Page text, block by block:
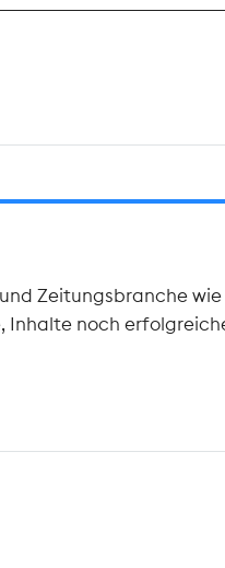
Zeitungsbranche wie
Inhalte noch